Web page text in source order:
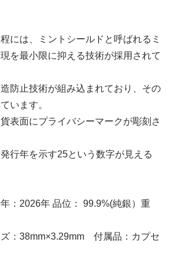
には、ミントシールドと呼ばれるミ
を最小限に抑える技術が採用されて
防止技術が組み込まれており、その
います。
表面にプライバシーマークが彫刻さ
行年を示す25という数字が見える
年：2026年 品位： 99.9%(純銀）重
付属品：カプセ